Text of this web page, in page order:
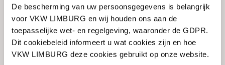
De bescherming van uw persoonsgegevens is belangrijk
voor VKW LIMBURG en wij houden ons aan de
toepasselijke wet- en regelgeving, waaronder de GDPR.
Dit cookiebeleid informeert u wat cookies zijn en hoe
VKW LIMBURG deze cookies gebruikt op onze website.
Onze structurele partners